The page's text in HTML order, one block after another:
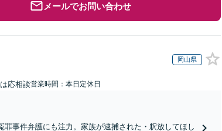
メールでお問い合わせ
岡山県
応相談営業時間：本日定休日
罪事件弁護にも注力。家族が逮捕された・釈放してほし